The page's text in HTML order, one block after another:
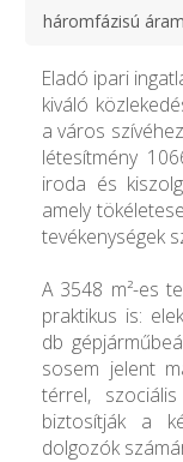
háromfázisú
Eladó ipari
kiváló
a város
létesítmény
iroda és
amely
tevékenységek
A 3548 m²-es
praktikus is:
db
sosem jelent
térrel, szociális
biztosítják a
dolgozók